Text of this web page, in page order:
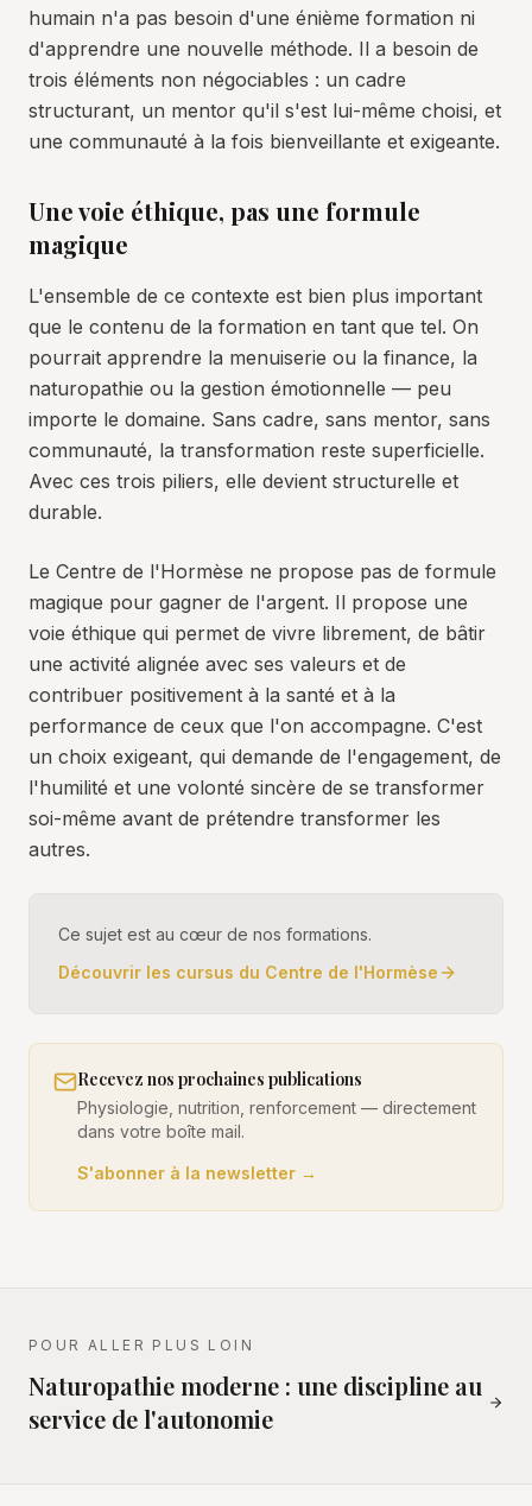
humain n'a pas besoin d'une énième formation ni
d'apprendre une nouvelle méthode. Il a besoin de
trois éléments non négociables : un cadre
structurant, un mentor qu'il s'est lui-même choisi, et
une communauté à la fois bienveillante et exigeante.
Une voie éthique, pas une formule
magique
L'ensemble de ce contexte est bien plus important
que le contenu de la formation en tant que tel. On
pourrait apprendre la menuiserie ou la finance, la
naturopathie ou la gestion émotionnelle — peu
importe le domaine. Sans cadre, sans mentor, sans
communauté, la transformation reste superficielle.
Avec ces trois piliers, elle devient structurelle et
durable.
Le Centre de l'Hormèse ne propose pas de formule
magique pour gagner de l'argent. Il propose une
voie éthique qui permet de vivre librement, de bâtir
une activité alignée avec ses valeurs et de
contribuer positivement à la santé et à la
performance de ceux que l'on accompagne. C'est
un choix exigeant, qui demande de l'engagement, de
l'humilité et une volonté sincère de se transformer
soi-même avant de prétendre transformer les
autres.
Ce sujet est au cœur de nos formations.
Découvrir les cursus du Centre de l'Hormèse
Recevez nos prochaines publications
Physiologie, nutrition, renforcement — directement
dans votre boîte mail.
S'abonner à la newsletter →
POUR ALLER PLUS LOIN
Naturopathie moderne : une discipline au
service de l'autonomie